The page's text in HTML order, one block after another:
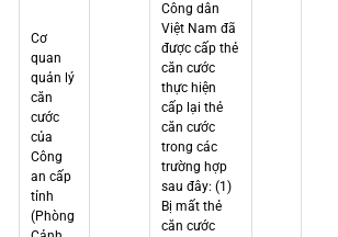
Cơ
quan
quản lý
căn
cước
của
Công
an cấp
tỉnh
(Phòng
Công dân
Việt Nam đã
được cấp thẻ
căn cước
thực hiện
cấp lại thẻ
căn cước
trong các
trường hợp
sau đây: (1)
Bị mất thẻ
căn cước